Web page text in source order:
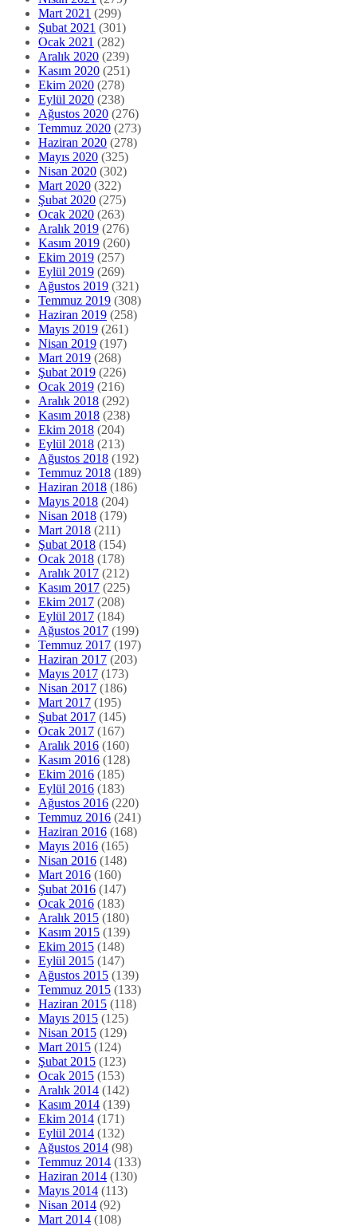
Mart 2021 (299)
Şubat 2021 (301)
Ocak 2021 (282)
Aralık 2020 (239)
Kasım 2020 (251)
Ekim 2020 (278)
Eylül 2020 (238)
Ağustos 2020 (276)
Temmuz 2020 (273)
Haziran 2020 (278)
Mayıs 2020 (325)
Nisan 2020 (302)
Mart 2020 (322)
Şubat 2020 (275)
Ocak 2020 (263)
Aralık 2019 (276)
Kasım 2019 (260)
Ekim 2019 (257)
Eylül 2019 (269)
Ağustos 2019 (321)
Temmuz 2019 (308)
Haziran 2019 (258)
Mayıs 2019 (261)
Nisan 2019 (197)
Mart 2019 (268)
Şubat 2019 (226)
Ocak 2019 (216)
Aralık 2018 (292)
Kasım 2018 (238)
Ekim 2018 (204)
Eylül 2018 (213)
Ağustos 2018 (192)
Temmuz 2018 (189)
Haziran 2018 (186)
Mayıs 2018 (204)
Nisan 2018 (179)
Mart 2018 (211)
Şubat 2018 (154)
Ocak 2018 (178)
Aralık 2017 (212)
Kasım 2017 (225)
Ekim 2017 (208)
Eylül 2017 (184)
Ağustos 2017 (199)
Temmuz 2017 (197)
Haziran 2017 (203)
Mayıs 2017 (173)
Nisan 2017 (186)
Mart 2017 (195)
Şubat 2017 (145)
Ocak 2017 (167)
Aralık 2016 (160)
Kasım 2016 (128)
Ekim 2016 (185)
Eylül 2016 (183)
Ağustos 2016 (220)
Temmuz 2016 (241)
Haziran 2016 (168)
Mayıs 2016 (165)
Nisan 2016 (148)
Mart 2016 (160)
Şubat 2016 (147)
Ocak 2016 (183)
Aralık 2015 (180)
Kasım 2015 (139)
Ekim 2015 (148)
Eylül 2015 (147)
Ağustos 2015 (139)
Temmuz 2015 (133)
Haziran 2015 (118)
Mayıs 2015 (125)
Nisan 2015 (129)
Mart 2015 (124)
Şubat 2015 (123)
Ocak 2015 (153)
Aralık 2014 (142)
Kasım 2014 (139)
Ekim 2014 (171)
Eylül 2014 (132)
Ağustos 2014 (98)
Temmuz 2014 (133)
Haziran 2014 (130)
Mayıs 2014 (113)
Nisan 2014 (92)
Mart 2014 (108)